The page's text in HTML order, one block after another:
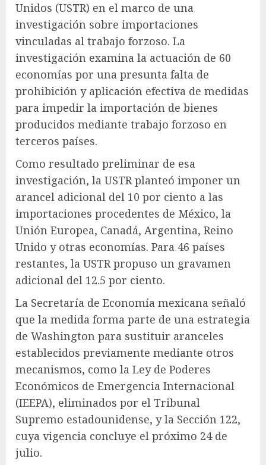
Unidos (USTR) en el marco de una
investigación sobre importaciones
vinculadas al trabajo forzoso. La
investigación examina la actuación de 60
economías por una presunta falta de
prohibición y aplicación efectiva de medidas
para impedir la importación de bienes
producidos mediante trabajo forzoso en
terceros países.
Como resultado preliminar de esa
investigación, la USTR planteó imponer un
arancel adicional del 10 por ciento a las
importaciones procedentes de México, la
Unión Europea, Canadá, Argentina, Reino
Unido y otras economías. Para 46 países
restantes, la USTR propuso un gravamen
adicional del 12.5 por ciento.
La Secretaría de Economía mexicana señaló
que la medida forma parte de una estrategia
de Washington para sustituir aranceles
establecidos previamente mediante otros
mecanismos, como la Ley de Poderes
Económicos de Emergencia Internacional
(IEEPA), eliminados por el Tribunal
Supremo estadounidense, y la Sección 122,
cuya vigencia concluye el próximo 24 de
julio.